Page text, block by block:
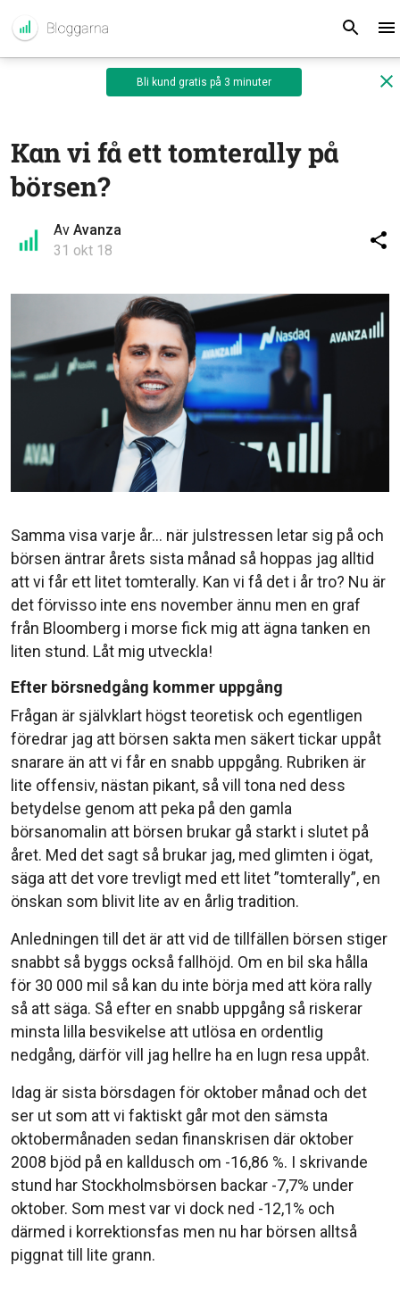
Bli kund gratis på 3 minuter
Kan vi få ett tomterally på
börsen?
Av Avanza
31 okt 18
Samma visa varje år… när julstressen letar sig på och
börsen äntrar årets sista månad så hoppas jag alltid
att vi får ett litet tomterally. Kan vi få det i år tro? Nu är
det förvisso inte ens november ännu men en graf
från Bloomberg i morse fick mig att ägna tanken en
liten stund. Låt mig utveckla!
Efter börsnedgång kommer uppgång
Frågan är självklart högst teoretisk och egentligen
föredrar jag att börsen sakta men säkert tickar uppåt
snarare än att vi får en snabb uppgång. Rubriken är
lite offensiv, nästan pikant, så vill tona ned dess
betydelse genom att peka på den gamla
börsanomalin att börsen brukar gå starkt i slutet på
året. Med det sagt så brukar jag, med glimten i ögat,
säga att det vore trevligt med ett litet ”tomterally”, en
önskan som blivit lite av en årlig tradition.
Anledningen till det är att vid de tillfällen börsen stiger
snabbt så byggs också fallhöjd. Om en bil ska hålla
för 30 000 mil så kan du inte börja med att köra rally
så att säga. Så efter en snabb uppgång så riskerar
minsta lilla besvikelse att utlösa en ordentlig
nedgång, därför vill jag hellre ha en lugn resa uppåt.
Idag är sista börsdagen för oktober månad och det
ser ut som att vi faktiskt går mot den sämsta
oktobermånaden sedan finanskrisen där oktober
2008 bjöd på en kalldusch om -16,86 %. I skrivande
stund har Stockholmsbörsen backar -7,7% under
oktober. Som mest var vi dock ned -12,1% och
därmed i korrektionsfas men nu har börsen alltså
piggnat till lite grann.